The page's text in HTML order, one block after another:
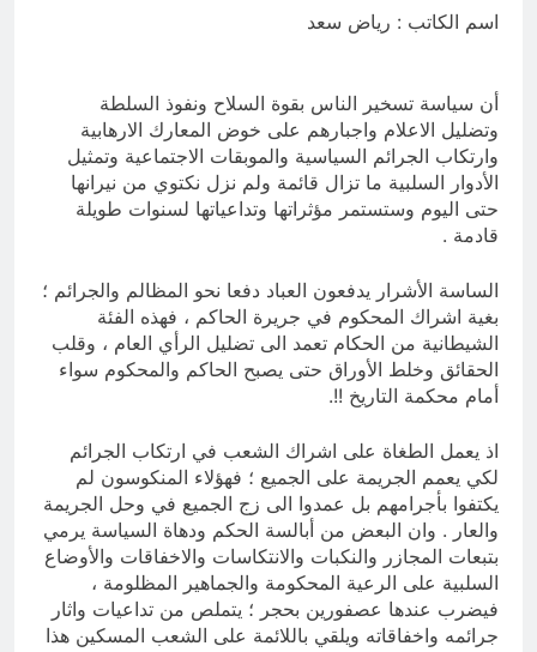
الملائكة والدواب يسبحون بمحمده لكناسم الكاتب : رياض سعد
أن سياسة تسخير الناس بقوة السلاح ونفوذ السلطة
وتضليل الاعلام واجبارهم على خوض المعارك الارهابية
وارتكاب الجرائم السياسية والموبقات الاجتماعية وتمثيل
الأدوار السلبية ما تزال قائمة ولم نزل نكتوي من نيرانها
حتى اليوم وستستمر مؤثراتها وتداعياتها لسنوات طويلة
قادمة .
الساسة الأشرار يدفعون العباد دفعا نحو المظالم والجرائم ؛
بغية اشراك المحكوم في جريرة الحاكم ، فهذه الفئة
الشيطانية من الحكام تعمد الى تضليل الرأي العام ، وقلب
الحقائق وخلط الأوراق حتى يصبح الحاكم والمحكوم سواء
أمام محكمة التاريخ !!.
اذ يعمل الطغاة على اشراك الشعب في ارتكاب الجرائم
لكي يعمم الجريمة على الجميع ؛ فهؤلاء المنكوسون لم
يكتفوا بأجرامهم بل عمدوا الى زج الجميع في وحل الجريمة
والعار . وان البعض من أبالسة الحكم ودهاة السياسة يرمي
بتبعات المجازر والنكبات والانتكاسات والاخفاقات والأوضاع
السلبية على الرعية المحكومة والجماهير المظلومة ،
فيضرب عندها عصفورين بحجر ؛ يتملص من تداعيات واثار
جرائمه واخفاقاته ويلقي باللائمة على الشعب المسكين هذا